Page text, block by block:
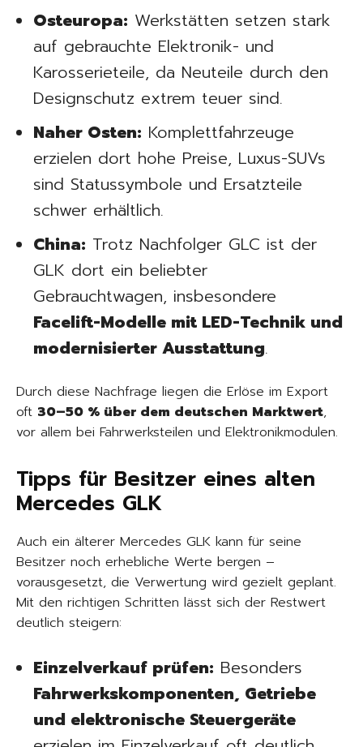
Osteuropa: Werkstätten setzen stark
auf gebrauchte Elektronik- und
Karosserieteile, da Neuteile durch den
Designschutz extrem teuer sind.
Naher Osten: Komplettfahrzeuge
erzielen dort hohe Preise, Luxus-SUVs
sind Statussymbole und Ersatzteile
schwer erhältlich.
China: Trotz Nachfolger GLC ist der
GLK dort ein beliebter
Gebrauchtwagen, insbesondere
Facelift-Modelle mit LED-Technik und
modernisierter Ausstattung.
Durch diese Nachfrage liegen die Erlöse im Export
oft 30–50 % über dem deutschen Marktwert,
vor allem bei Fahrwerksteilen und Elektronikmodulen.
Tipps für Besitzer eines alten
Mercedes GLK
Auch ein älterer Mercedes GLK kann für seine
Besitzer noch erhebliche Werte bergen –
vorausgesetzt, die Verwertung wird gezielt geplant.
Mit den richtigen Schritten lässt sich der Restwert
deutlich steigern:
Einzelverkauf prüfen: Besonders
Fahrwerkskomponenten, Getriebe
und elektronische Steuergeräte